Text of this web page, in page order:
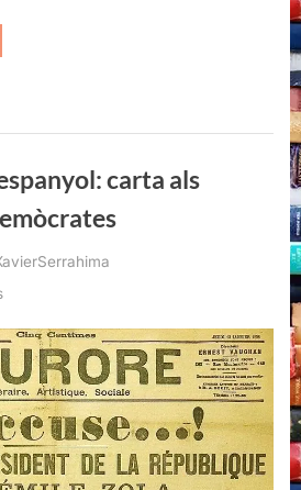
carta als
a
cas
Dreyfus
espanyol:
carta
als
intel·lectuals